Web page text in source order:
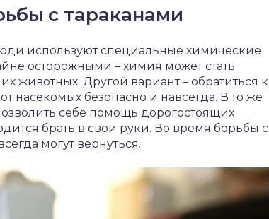
с тараканами
используют специальные химические
осторожными – химия может стать
животных. Другой вариант – обратиться к
насекомых безопасно и навсегда. В то же
себе помощь дорогостоящих
брать в свои руки. Во время борьбы с
могут вернуться.